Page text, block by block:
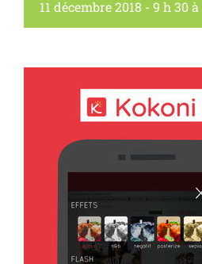
11 décembre 2018 - 9 h 30à